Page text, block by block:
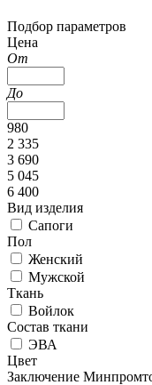
Подбор параметров
Цена
От
До
980
2 335
3 690
5 045
6 400
Вид изделия
Сапоги
Пол
Женский
Мужской
Ткань
Войлок
Состав ткани
ЭВА
Цвет
Заключение